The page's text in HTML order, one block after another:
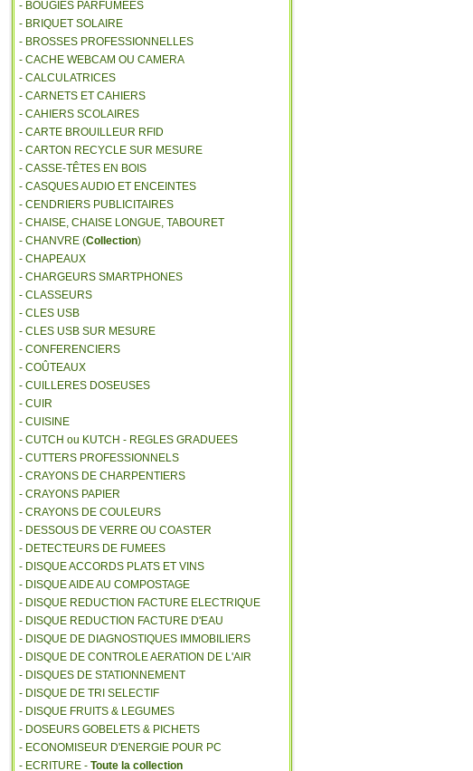
- BOUGIES PARFUMEES
- BRIQUET SOLAIRE
- BROSSES PROFESSIONNELLES
- CACHE WEBCAM OU CAMERA
- CALCULATRICES
- CARNETS ET CAHIERS
- CAHIERS SCOLAIRES
- CARTE BROUILLEUR RFID
- CARTON RECYCLE SUR MESURE
- CASSE-TÊTES EN BOIS
- CASQUES AUDIO ET ENCEINTES
- CENDRIERS PUBLICITAIRES
- CHAISE, CHAISE LONGUE, TABOURET
- CHANVRE (Collection)
- CHAPEAUX
- CHARGEURS SMARTPHONES
- CLASSEURS
- CLES USB
- CLES USB SUR MESURE
- CONFERENCIERS
- COÛTEAUX
- CUILLERES DOSEUSES
- CUIR
- CUISINE
- CUTCH ou KUTCH - REGLES GRADUEES
- CUTTERS PROFESSIONNELS
- CRAYONS DE CHARPENTIERS
- CRAYONS PAPIER
- CRAYONS DE COULEURS
- DESSOUS DE VERRE OU COASTER
- DETECTEURS DE FUMEES
- DISQUE ACCORDS PLATS ET VINS
- DISQUE AIDE AU COMPOSTAGE
- DISQUE REDUCTION FACTURE ELECTRIQUE
- DISQUE REDUCTION FACTURE D'EAU
- DISQUE DE DIAGNOSTIQUES IMMOBILIERS
- DISQUE DE CONTROLE AERATION DE L'AIR
- DISQUES DE STATIONNEMENT
- DISQUE DE TRI SELECTIF
- DISQUE FRUITS & LEGUMES
- DOSEURS GOBELETS & PICHETS
- ECONOMISEUR D'ENERGIE POUR PC
- ECRITURE - Toute la collection